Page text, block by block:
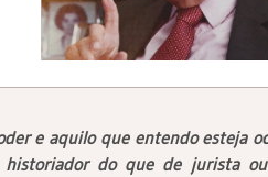
e aquilo que entendo esteja
do que de jurista